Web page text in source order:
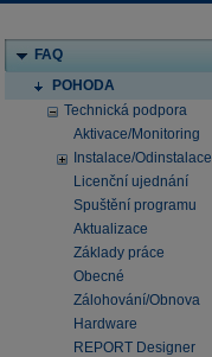
FAQ
POHODA
Technická podpora
Aktivace/Monitoring
Instalace/Odinstalace
Licenční ujednání
Spuštění programu
Aktualizace
Základy práce
Obecné
Zálohování/Obnova
Hardware
REPORT Designer